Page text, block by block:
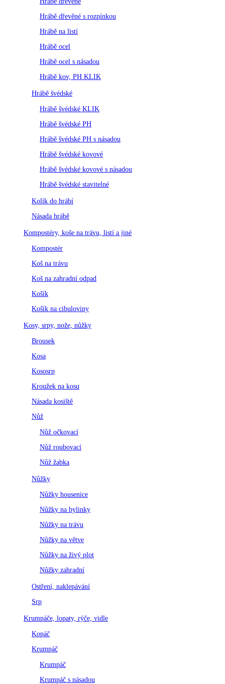
Hrábě dřevěné s rozpínkou
Hrábě na listí
Hrábě ocel
Hrábě ocel s násadou
Hrábě kov, PH KLIK
Hrábě švédské
Hrábě švédské KLIK
Hrábě švédské PH
Hrábě švédské PH s násadou
Hrábě švédské kovové
Hrábě švédské kovové s násadou
Hrábě švédské stavitelné
Kolík do hrábí
Násada hrábě
Kompostéry, koše na trávu, listí a jiné
Kompostér
Koš na trávu
Koš na zahradní odpad
Košík
Košík na cibuloviny
Kosy, srpy, nože, nůžky
Brousek
Kosa
Kososrp
Kroužek na kosu
Násada kosiště
Nůž
Nůž očkovací
Nůž roubovací
Nůž žabka
Nůžky
Nůžky housenice
Nůžky na bylinky
Nůžky na trávu
Nůžky na větve
Nůžky na živý plot
Nůžky zahradní
Ostření, naklepávání
Srp
Krumpáče, lopaty, rýče, vidle
Kopáč
Krumpáč
Krumpáč
Krumpáč s násadou